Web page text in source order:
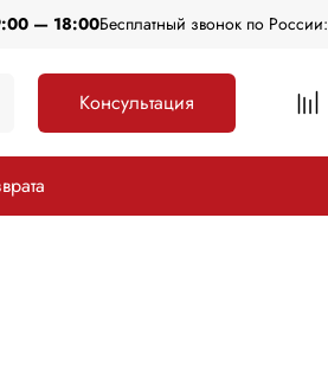
— 18:00Бесплатный звонок по России:
Консультация